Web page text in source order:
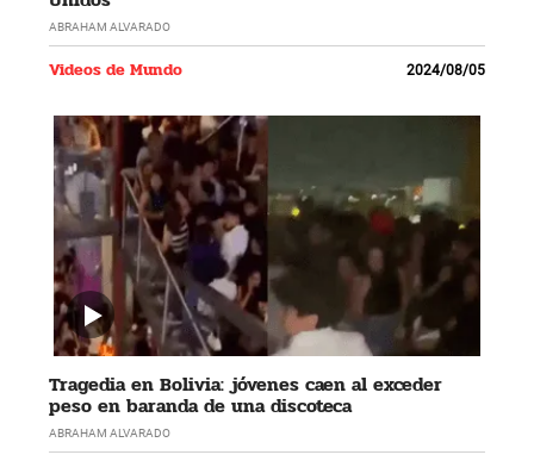
ABRAHAM ALVARADO
Videos de Mundo 2024/08/05
Tragedia en Bolivia: jóvenes caen al exceder
peso en baranda de una discoteca
ABRAHAM ALVARADO